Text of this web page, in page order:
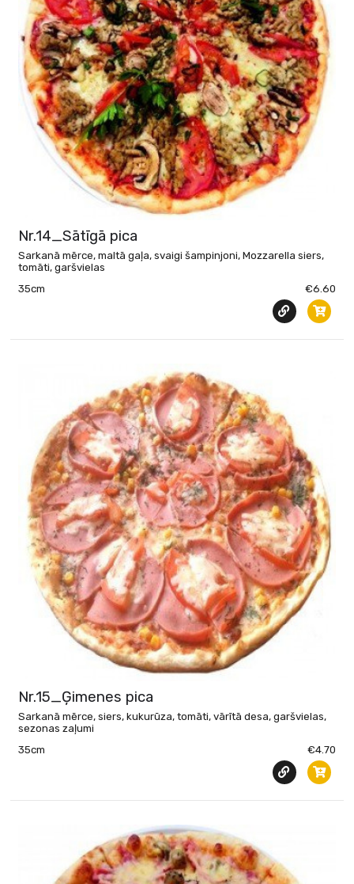
Nr.14_Sātīgā pica
Sarkanā mērce, maltā gaļa, svaigi šampinjoni, Mozzarella siers,
tomāti, garšvielas
35cm
€6.60
Nr.15_Ģimenes pica
Sarkanā mērce, siers, kukurūza, tomāti, vārītā desa, garšvielas,
sezonas zaļumi
35cm
€4.70